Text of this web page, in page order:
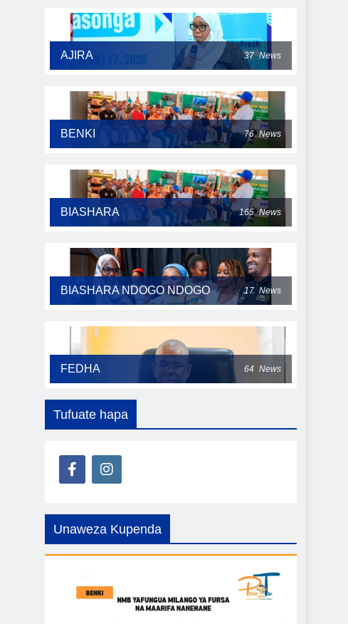
AJIRA 37 News
BENKI 76 News
BIASHARA 165 News
BIASHARA NDOGO NDOGO 17 News
FEDHA 64 News
Tufuate hapa
Unaweza Kupenda